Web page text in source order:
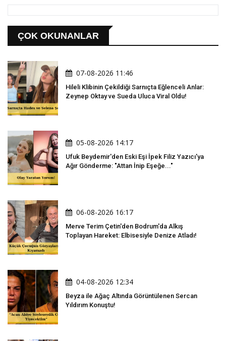
ÇOK OKUNANLAR
07-08-2026 11:46
Hileli Klibinin Çekildiği Sarnıçta Eğlenceli Anlar:
Zeynep Oktay ve Sueda Uluca Viral Oldu!
05-08-2026 14:17
Ufuk Beydemir'den Eski Eşi İpek Filiz Yazıcı'ya
Ağır Gönderme: "Attan İnip Eşeğe..."
06-08-2026 16:17
Merve Terim Çetin'den Bodrum'da Alkış
Toplayan Hareket: Elbisesiyle Denize Atladı!
04-08-2026 12:34
Beyza ile Ağaç Altında Görüntülenen Sercan
Yıldırım Konuştu!